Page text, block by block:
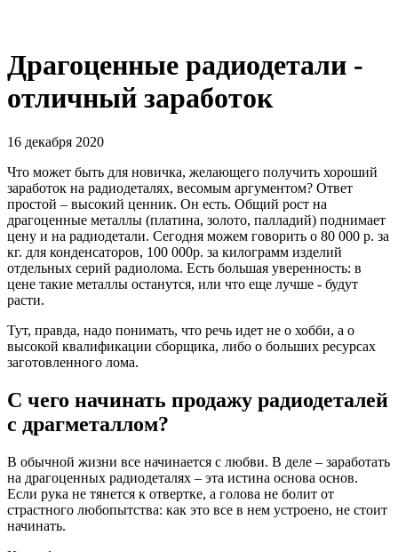
Драгоценные радиодетали -
отличный заработок
16 декабря 2020
Что может быть для новичка, желающего получить хороший
заработок на радиодеталях, весомым аргументом? Ответ
простой – высокий ценник. Он есть. Общий рост на
драгоценные металлы (платина, золото, палладий) поднимает
цену и на радиодетали. Сегодня можем говорить о 80 000 р. за
кг. для конденсаторов, 100 000р. за килограмм изделий
отдельных серий радиолома. Есть большая уверенность: в
цене такие металлы останутся, или что еще лучше - будут
расти.
Тут, правда, надо понимать, что речь идет не о хобби, а о
высокой квалификации сборщика, либо о больших ресурсах
заготовленного лома.
С чего начинать продажу радиодеталей
с драгметаллом?
В обычной жизни все начинается с любви. В деле – заработать
на драгоценных радиодеталях – эта истина основа основ.
Если рука не тянется к отвертке, а голова не болит от
страстного любопытства: как это все в нем устроено, не стоит
начинать.